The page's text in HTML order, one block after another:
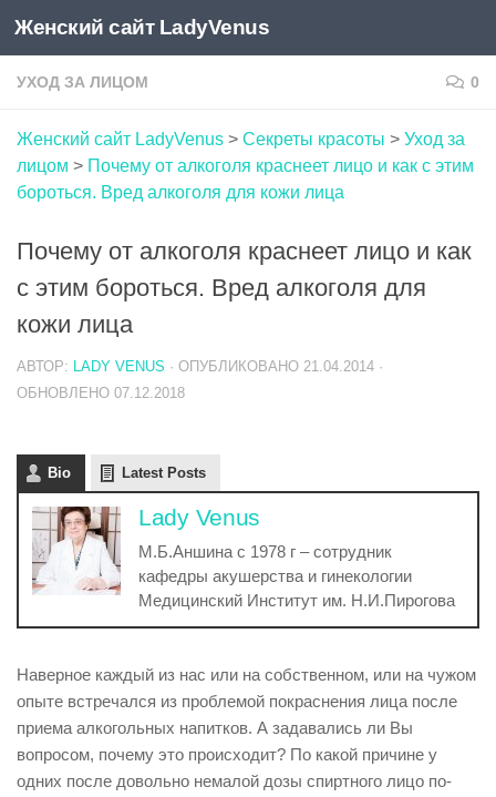
Skip to content
Женский сайт LadyVenus
УХОД ЗА ЛИЦОМ 0
Женский сайт LadyVenus > Секреты красоты > Уход за
лицом > Почему от алкоголя краснеет лицо и как с этим
бороться. Вред алкоголя для кожи лица
Почему от алкоголя краснеет лицо и как
с этим бороться. Вред алкоголя для
кожи лица
АВТОР: LADY VENUS · ОПУБЛИКОВАНО 21.04.2014 ·
ОБНОВЛЕНО 07.12.2018
Bio Latest Posts
Lady Venus
М.Б.Аншина с 1978 г – сотрудник
кафедры акушерства и гинекологии
Медицинский Институт им. Н.И.Пирогова
Наверное каждый из нас или на собственном, или на чужом
опыте встречался из проблемой покраснения лица после
приема алкогольных напитков. А задавались ли Вы
вопросом, почему это происходит? По какой причине у
одних после довольно немалой дозы спиртного лицо по-